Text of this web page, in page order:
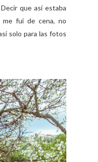
que así estaba
fui de cena, no
solo para las fotos